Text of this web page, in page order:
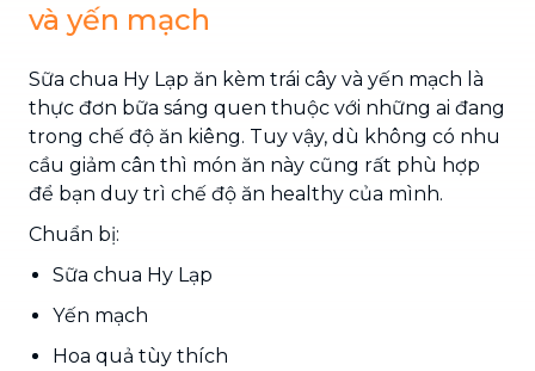
và yến mạch
Sữa chua Hy Lạp ăn kèm trái cây và yến mạch là
thực đơn bữa sáng quen thuộc với những ai đang
trong chế độ ăn kiêng. Tuy vậy, dù không có nhu
cầu giảm cân thì món ăn này cũng rất phù hợp
để bạn duy trì chế độ ăn healthy của mình.
Chuẩn bị:
Sữa chua Hy Lạp
Yến mạch
Hoa quả tùy thích